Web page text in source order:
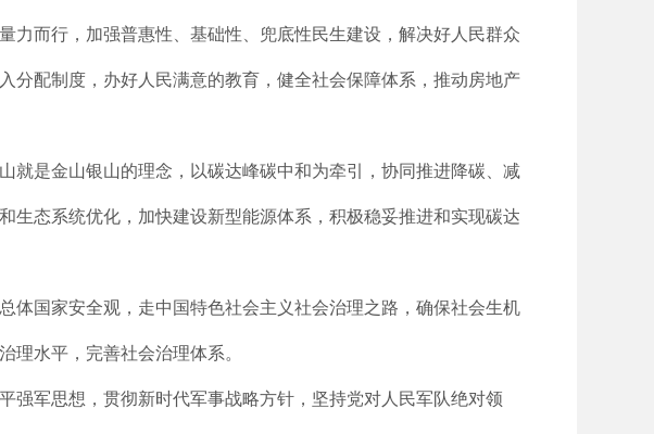
力而行，加强普惠性、基础性、兜底性民生建设，解决好人民群众
分配制度，办好人民满意的教育，健全社会保障体系，推动房地产
就是金山银山的理念，以碳达峰碳中和为牵引，协同推进降碳、减
生态系统优化，加快建设新型能源体系，积极稳妥推进和实现碳达
体国家安全观，走中国特色社会主义社会治理之路，确保社会生机
理水平，完善社会治理体系。
强军思想，贯彻新时代军事战略方针，坚持党对人民军队绝对领